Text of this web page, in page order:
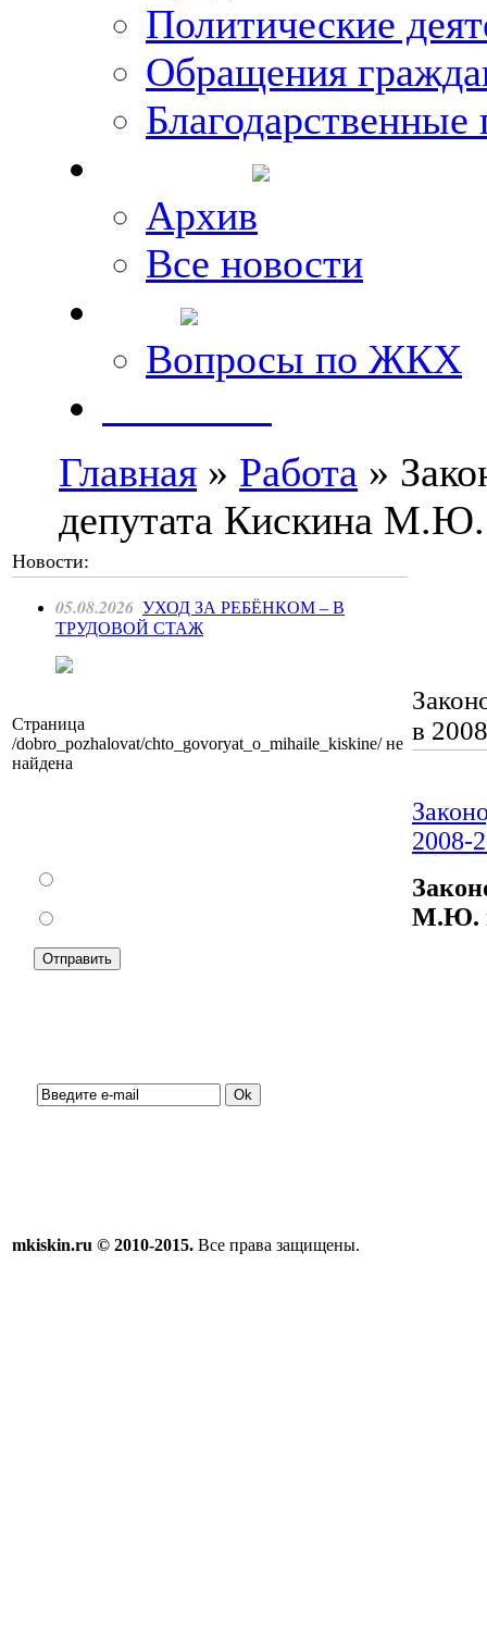
Политические
Обращения
Благодарственные
Архив
Все новости
Вопросы по ЖКХ
Главная » Работа »
депутата Кискина М.Ю.
Новости:
05.08.2026 УХОД ЗА РЕБЁНКОМ – В
ТРУДОВОЙ СТАЖ
Страница
/dobro_pozhalovat/chto_govoryat_o_mihaile_kiskine/ не
найдена
в
2008-
М.Ю. в
mkiskin.ru © 2010-2015. Все права защищены.